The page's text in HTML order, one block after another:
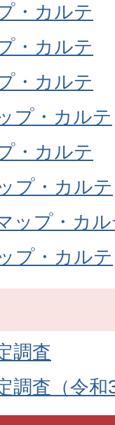
・カルテ
・カルテ
・カルテ
プ・カルテ
・カルテ
プ・カルテ
ップ・カ
プ・カルテ
調査
調査（令和